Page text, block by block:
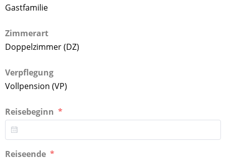
Gastfamilie
Zimmerart
Doppelzimmer (DZ)
Verpflegung
Vollpension (VP)
Reisebeginn
Reiseende